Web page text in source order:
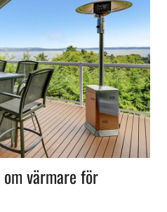
värmare för